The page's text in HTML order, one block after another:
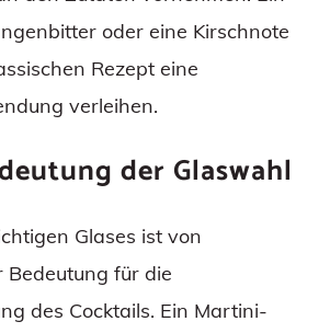
oder eine Kirschnote
Rezept eine
verleihen.
der Glaswahl
Glases ist von
Bedeutung für die
des Cocktails. Ein Martini-